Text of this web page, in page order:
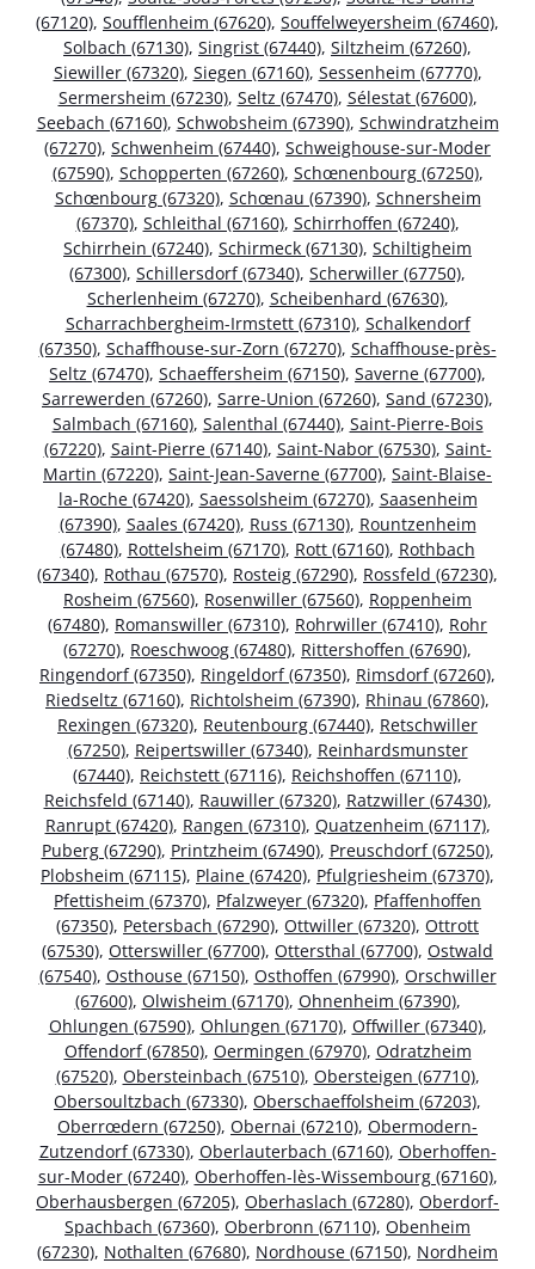
(67120), Soufflenheim (67620), Souffelweyersheim (67460),
Solbach (67130), Singrist (67440), Siltzheim (67260),
Siewiller (67320), Siegen (67160), Sessenheim (67770),
Sermersheim (67230), Seltz (67470), Sélestat (67600),
Seebach (67160), Schwobsheim (67390), Schwindratzheim
(67270), Schwenheim (67440), Schweighouse-sur-Moder
(67590), Schopperten (67260), Schœnenbourg (67250),
Schœnbourg (67320), Schœnau (67390), Schnersheim
(67370), Schleithal (67160), Schirrhoffen (67240),
Schirrhein (67240), Schirmeck (67130), Schiltigheim
(67300), Schillersdorf (67340), Scherwiller (67750),
Scherlenheim (67270), Scheibenhard (67630),
Scharrachbergheim-Irmstett (67310), Schalkendorf
(67350), Schaffhouse-sur-Zorn (67270), Schaffhouse-près-
Seltz (67470), Schaeffersheim (67150), Saverne (67700),
Sarrewerden (67260), Sarre-Union (67260), Sand (67230),
Salmbach (67160), Salenthal (67440), Saint-Pierre-Bois
(67220), Saint-Pierre (67140), Saint-Nabor (67530), Saint-
Martin (67220), Saint-Jean-Saverne (67700), Saint-Blaise-
la-Roche (67420), Saessolsheim (67270), Saasenheim
(67390), Saales (67420), Russ (67130), Rountzenheim
(67480), Rottelsheim (67170), Rott (67160), Rothbach
(67340), Rothau (67570), Rosteig (67290), Rossfeld (67230),
Rosheim (67560), Rosenwiller (67560), Roppenheim
(67480), Romanswiller (67310), Rohrwiller (67410), Rohr
(67270), Roeschwoog (67480), Rittershoffen (67690),
Ringendorf (67350), Ringeldorf (67350), Rimsdorf (67260),
Riedseltz (67160), Richtolsheim (67390), Rhinau (67860),
Rexingen (67320), Reutenbourg (67440), Retschwiller
(67250), Reipertswiller (67340), Reinhardsmunster
(67440), Reichstett (67116), Reichshoffen (67110),
Reichsfeld (67140), Rauwiller (67320), Ratzwiller (67430),
Ranrupt (67420), Rangen (67310), Quatzenheim (67117),
Puberg (67290), Printzheim (67490), Preuschdorf (67250),
Plobsheim (67115), Plaine (67420), Pfulgriesheim (67370),
Pfettisheim (67370), Pfalzweyer (67320), Pfaffenhoffen
(67350), Petersbach (67290), Ottwiller (67320), Ottrott
(67530), Otterswiller (67700), Ottersthal (67700), Ostwald
(67540), Osthouse (67150), Osthoffen (67990), Orschwiller
(67600), Olwisheim (67170), Ohnenheim (67390),
Ohlungen (67590), Ohlungen (67170), Offwiller (67340),
Offendorf (67850), Oermingen (67970), Odratzheim
(67520), Obersteinbach (67510), Obersteigen (67710),
Obersoultzbach (67330), Oberschaeffolsheim (67203),
Oberrœdern (67250), Obernai (67210), Obermodern-
Zutzendorf (67330), Oberlauterbach (67160), Oberhoffen-
sur-Moder (67240), Oberhoffen-lès-Wissembourg (67160),
Oberhausbergen (67205), Oberhaslach (67280), Oberdorf-
Spachbach (67360), Oberbronn (67110), Obenheim
(67230), Nothalten (67680), Nordhouse (67150), Nordheim